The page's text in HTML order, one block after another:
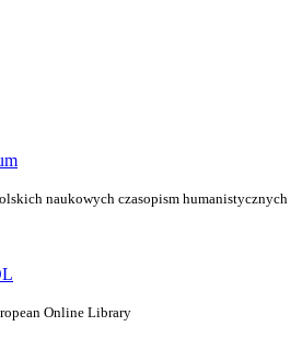
naukowych czasopism humanistycznych
Online Library